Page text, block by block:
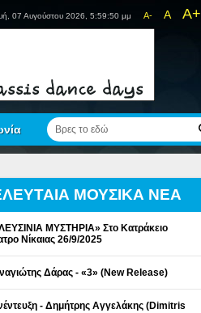
A- A A+
07 Αυγούστου 2026, 5:59:50 μμ
ΜΟΥΣΙΚΑ ΝΕΑ
ΜΥΣΤΗΡΙΑ» Στο Κατράκειο
Νίκαιας 26/9/2025
Δάρας - «3» (New Release)
- Δημήτρης Αγγελάκης (Dimitris